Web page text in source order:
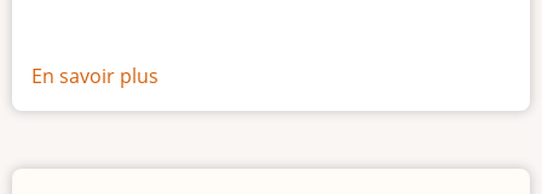
En savoir plus
La
taille